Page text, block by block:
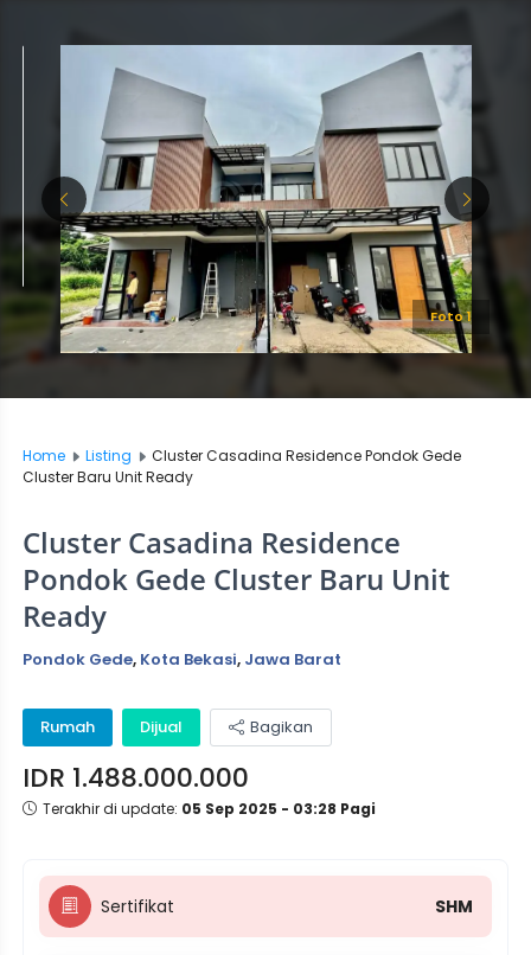
Foto 1
Home Listing
Cluster Casadina Residence Pondok Gede
Cluster Baru Unit Ready
Cluster Casadina Residence
Pondok Gede Cluster Baru Unit
Ready
Pondok Gede, Kota Bekasi, Jawa Barat
Rumah Dijual Bagikan
IDR 1.488.000.000
Terakhir di update: 05 Sep 2025 - 03:28 Pagi
Sertifikat SHM